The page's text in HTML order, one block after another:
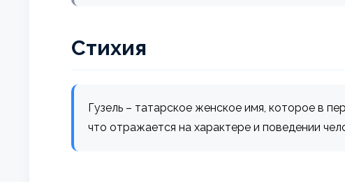
Стихия
Гузель – татарское женское имя, которое в
что отражается на характере и поведении